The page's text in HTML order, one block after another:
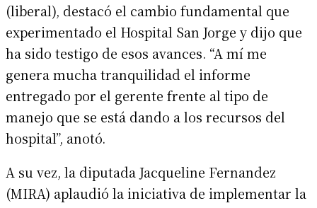
(liberal), destacó el cambio fundamental que
experimentado el Hospital San Jorge y dijo que
ha sido testigo de esos avances. “A mí me
genera mucha tranquilidad el informe
entregado por el gerente frente al tipo de
manejo que se está dando a los recursos del
hospital”, anotó.
A su vez, la diputada Jacqueline Fernandez
(MIRA) aplaudió la iniciativa de implementar la